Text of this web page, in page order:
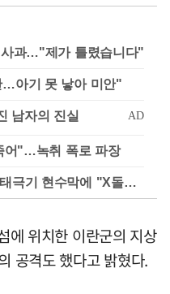
사과…"제가 틀렸습니다"
…아기 못 낳아 미안"
어"…녹취 폭로 파장
김희철, 거꾸로 걸린 광복절 태극기 현수막에 "X돌았네"
에 위치한 이란군의 지상
공격도 했다고 밝혔다.